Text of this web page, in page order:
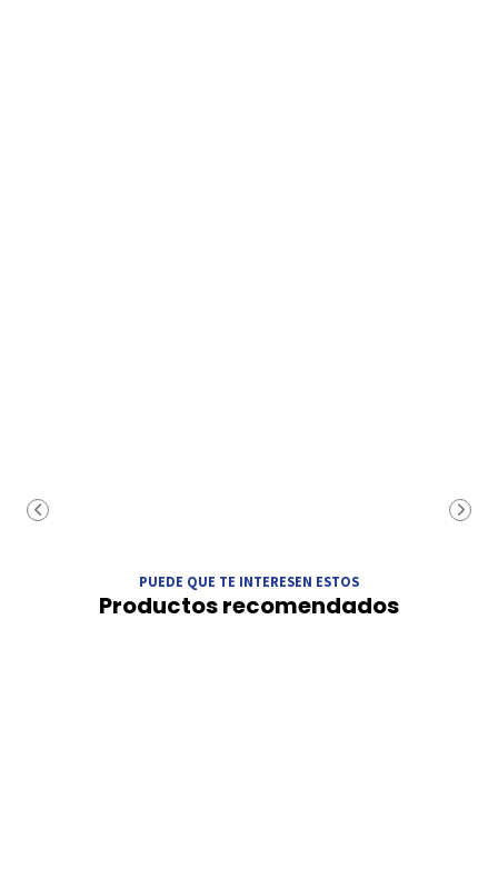
PUEDE QUE TE INTERESEN ESTOS
Productos recomendados